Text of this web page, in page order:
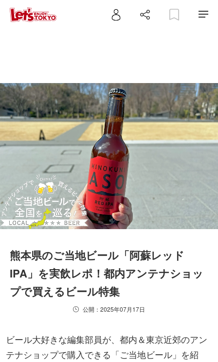
熊本県のご当地ビール「阿蘇レッド
IPA」を実飲レポ！都内アンテナショッ
プで買えるビール特集
公開：2025年07月17日
ビール大好きな編集部員が、都内＆東京近郊のアン
テナショップで購入できる「ご当地ビール」を紹